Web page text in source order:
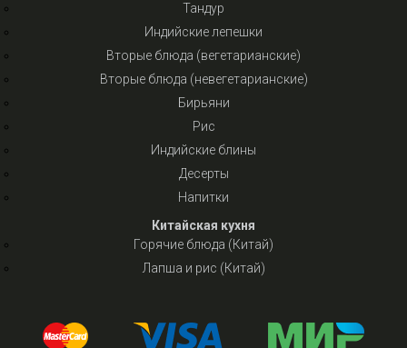
Тандур
Индийские лепешки
Вторые блюда (вегетарианские)
Вторые блюда (невегетарианские)
Бирьяни
Рис
Индийские блины
Десерты
Напитки
Китайская кухня
Горячие блюда (Китай)
Лапша и рис (Китай)